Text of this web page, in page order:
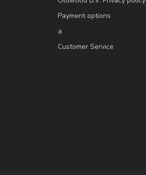
Payment options
a
Customer Service